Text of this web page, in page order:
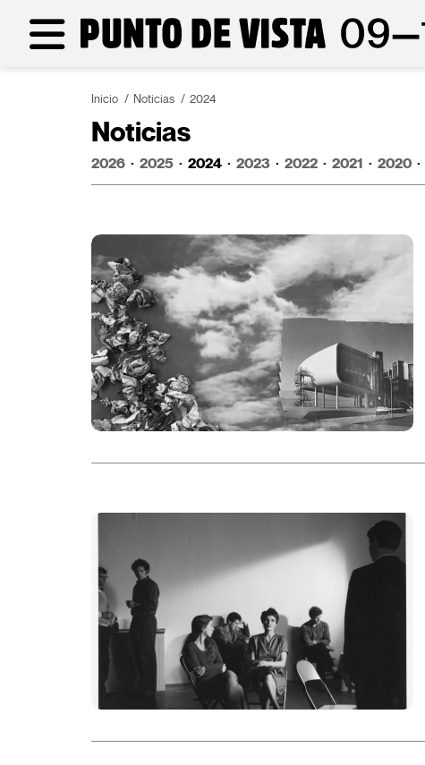
Inicio Noticias 2024
Noticias
2026 · 2025 · 2024 · 2023 · 2022 · 2021 · 2020 ·